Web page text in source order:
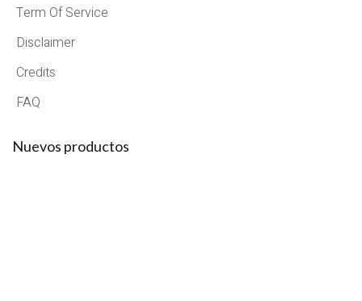
Term Of Service
Disclaimer
Credits
FAQ
Nuevos productos